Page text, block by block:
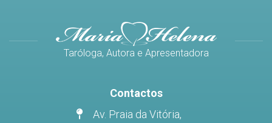
Taróloga, Autora e Apresentadora
Contactos
Av. Praia da Vitória,